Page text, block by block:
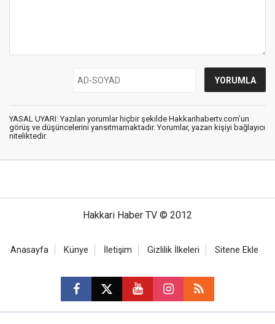
YASAL UYARI: Yazılan yorumlar hiçbir şekilde Hakkarihabertv.com’un
görüş ve düşüncelerini yansıtmamaktadır. Yorumlar, yazan kişiyi bağlayıcı
niteliktedir.
Hakkari Haber TV © 2012
Anasayfa Künye İletişim Gizlilik İlkeleri Sitene Ekle